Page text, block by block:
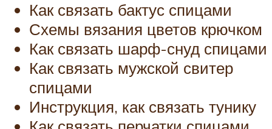
Как связать бактус спицами
Схемы вязания цветов крючком
Как связать шарф-снуд спицами
Как связать мужской свитер
спицами
Инструкция, как связать тунику